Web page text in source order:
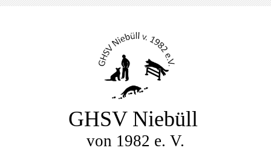
GHSV Niebüll
von 1982 e. V.